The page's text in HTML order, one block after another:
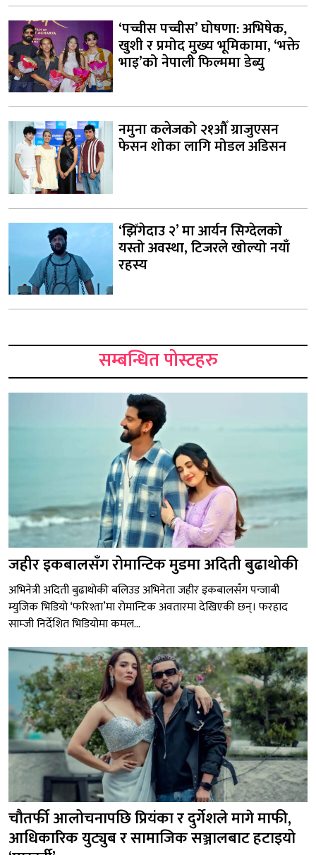
‘पच्चीस पच्चीस’ घोषणा: अभिषेक,
खुशी र प्रमोद मुख्य भूमिकामा, ‘भक्ते
भाइ’को नेपाली फिल्ममा डेब्यु
नमुना कलेजको २१औँ ग्राजुएसन
फेसन शोका लागि मोडल अडिसन
‘झिँगेदाउ २’ मा आर्यन सिग्देलको
यस्तो अवस्था, टिजरले खोल्यो नयाँ
रहस्य
सम्बन्धित पोस्टहरु
जहीर इकबालसँग रोमान्टिक मुडमा अदिती बुढाथोकी
अभिनेत्री अदिती बुढाथोकी बलिउड अभिनेता जहीर इकबालसँग पन्जाबी
म्युजिक भिडियो ‘फरिश्ता’मा रोमान्टिक अवतारमा देखिएकी छन्। फरहाद
साम्जी निर्देशित भिडियोमा कमल...
चौतर्फी आलोचनापछि प्रियंका र दुर्गेशले मागे माफी,
आधिकारिक युट्युब र सामाजिक सञ्जालबाट हटाइयो